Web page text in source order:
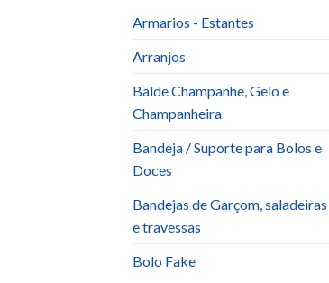
Armarios - Estantes
Arranjos
Balde Champanhe, Gelo e
Champanheira
Bandeja / Suporte para Bolos e
Doces
Bandejas de Garçom, saladeiras
e travessas
Bolo Fake